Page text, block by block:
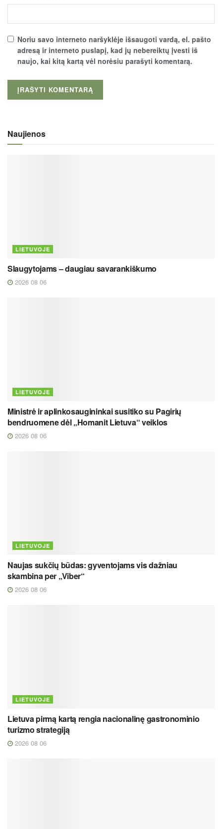
Noriu savo interneto naršyklėje išsaugoti vardą, el. pašto
adresą ir interneto puslapį, kad jų nebereiktų įvesti iš
naujo, kai kitą kartą vėl norėsiu parašyti komentarą.
Naujienos
LIETUVOJE
Slaugytojams – daugiau savarankiškumo
2026 08 06
LIETUVOJE
Ministrė ir aplinkosaugininkai susitiko su Pagirių
bendruomene dėl „Homanit Lietuva“ veiklos
2026 08 06
LIETUVOJE
Naujas sukčių būdas: gyventojams vis dažniau
skambina per „Viber“
2026 08 06
LIETUVOJE
Lietuva pirmą kartą rengia nacionalinę gastronominio
turizmo strategiją
2026 08 06